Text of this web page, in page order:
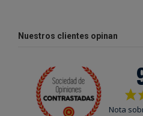
Nuestros clientes opinan